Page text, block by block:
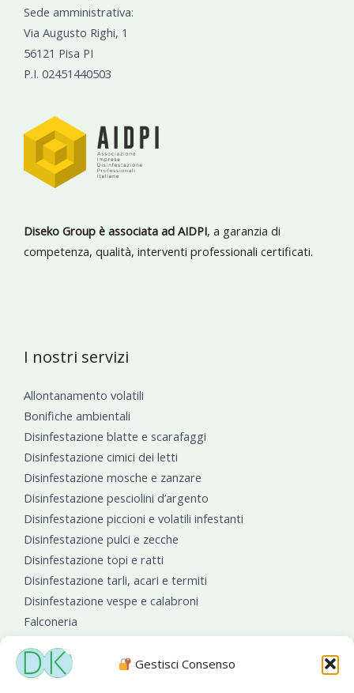
Gestisci Consenso
Sede amministrativa:
Via Augusto Righi, 1
56121 Pisa PI
P.I. 02451440503
Diseko Group è associata ad AIDPI, a garanzia di
competenza, qualità, interventi professionali certificati.
I nostri servizi
Allontanamento volatili
Bonifiche ambientali
Disinfestazione blatte e scarafaggi
Disinfestazione cimici dei letti
Disinfestazione mosche e zanzare
Disinfestazione pesciolini d’argento
Disinfestazione piccioni e volatili infestanti
Disinfestazione pulci e zecche
Disinfestazione topi e ratti
Disinfestazione tarli, acari e termiti
Disinfestazione vespe e calabroni
Falconeria